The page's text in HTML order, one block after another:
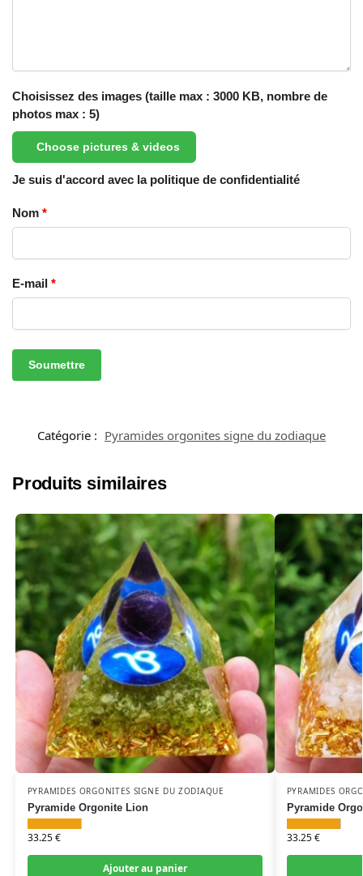
Choisissez des images (taille max : 3000 KB, nombre de
photos max : 5)
Choose pictures & videos
Je suis d'accord avec la politique de confidentialité
Nom *
E-mail *
Catégorie : Pyramides orgonites signe du zodiaque
Produits similaires
PYRAMIDES ORGONITES SIGNE DU ZODIAQUE
Pyramide Orgonite Lion
33.25€
Ajouter au panier
PYRAMIDES
Pyramide
33.25€